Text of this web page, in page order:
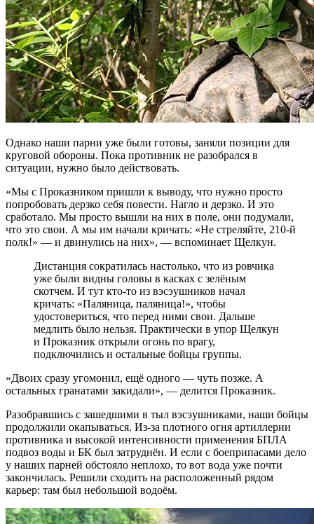
Однако наши парни уже были готовы, заняли позиции для
круговой обороны. Пока противник не разобрался в
ситуации, нужно было действовать.
«Мы с Проказником пришли к выводу, что нужно просто
попробовать дерзко себя повести. Нагло и дерзко. И это
сработало. Мы просто вышли на них в поле, они подумали,
что это свои. А мы им начали кричать: «Не стреляйте, 210-й
полк!» — и двинулись на них», — вспоминает Щелкун.
Дистанция сократилась настолько, что из ровчика
уже были видны головы в касках с зелёным
скотчем. И тут кто-то из вэсэушников начал
кричать: «Паляница, паляница!», чтобы
удостовериться, что перед ними свои. Дальше
медлить было нельзя. Практически в упор Щелкун
и Проказник открыли огонь по врагу,
подключились и остальные бойцы группы.
«Двоих сразу угомонил, ещё одного — чуть позже. А
остальных гранатами закидали», — делится Проказник.
Разобравшись с зашедшими в тыл вэсэушниками, наши бойцы
продолжили окапываться. Из-за плотного огня артиллерии
противника и высокой интенсивности применения БПЛА
подвоз воды и БК был затруднён. И если с боеприпасами дело
у наших парней обстояло неплохо, то вот вода уже почти
закончилась. Решили сходить на расположенный рядом
карьер: там был небольшой водоём.